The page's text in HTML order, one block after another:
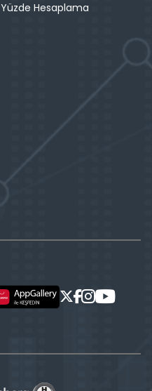
Yüzde Hesaplama